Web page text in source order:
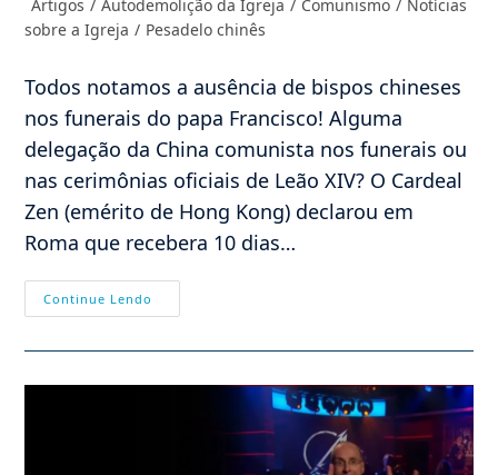
post:
do
Artigos / Autodemolição da Igreja / Comunismo / Notícias
sobre a Igreja / Pesadelo chinês
Todos notamos a ausência de bispos chineses
nos funerais do papa Francisco! Alguma
delegação da China comunista nos funerais ou
nas cerimônias oficiais de Leão XIV? O Cardeal
Zen (emérito de Hong Kong) declarou em
Roma que recebera 10 dias…
Continue Lendo
XIV
A
Igreja